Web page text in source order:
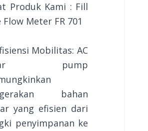
Produk Kami : Fill
Flow Meter FR 701
Mobilitas: AC
pump
bahan
yang efisien dari
penyimpanan ke